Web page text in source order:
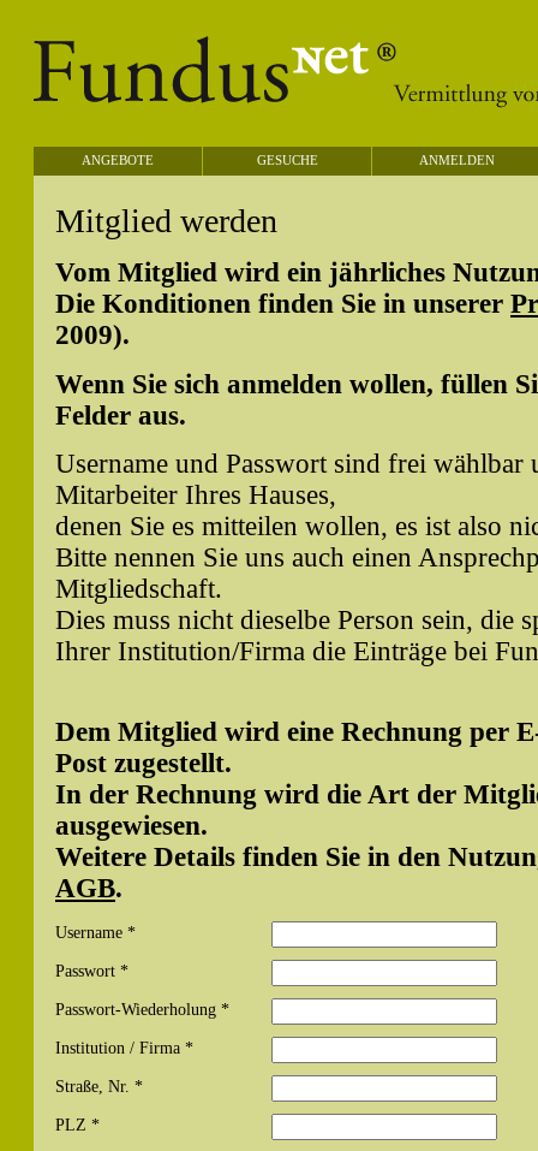
ANGEBOTE GESUCHE ANMELDEN
Mitglied werden
Vom Mitglied wird ein jährliches
Die Konditionen finden Sie in unserer
2009).
Wenn Sie sich anmelden wollen, füllen
Felder aus.
Username und Passwort sind frei wählbar
Mitarbeiter Ihres Hauses,
denen Sie es mitteilen wollen, es ist also
Bitte nennen Sie uns auch einen
Mitgliedschaft.
Dies muss nicht dieselbe Person sein, die
Ihrer Institution/Firma die Einträge bei
Dem Mitglied wird eine Rechnung per
Post zugestellt.
In der Rechnung wird die Art der
ausgewiesen.
Weitere Details finden Sie in den
AGB.
Username *
Passwort *
Passwort-Wiederholung *
Institution / Firma *
Straße, Nr. *
PLZ *